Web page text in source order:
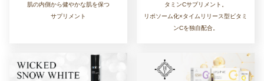
肌の内側から健やかな肌を保つ
サプリメント
タミンCサプリメント。
リポソーム化×タイムリリース型ビタミ
ンCを独自配合。